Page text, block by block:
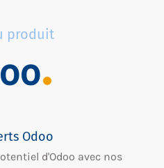
produit
Odoo
d'Odoo avec nos